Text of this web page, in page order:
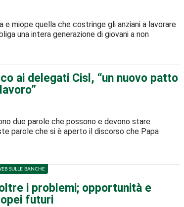
e miope quella che costringe gli anziani a lavorare
una intera generazione di giovani a non
ai delegati Cisl, “un nuovo patto
due parole che possono e devono stare
parole che si è aperto il discorso che Papa
SULLE BANCHE
i problemi; opportunità e
futuri